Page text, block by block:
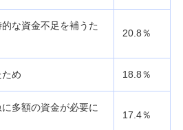
のショッピング枠の現金化は違
クとお金が必要なときの対処法
は？メリット・デメリットや審
の特徴を解説
対処法とは？稼ぐ・借りる方
な資金不足を補うた
20.8％
め 18.8％
多額の資金が必要に
17.4％